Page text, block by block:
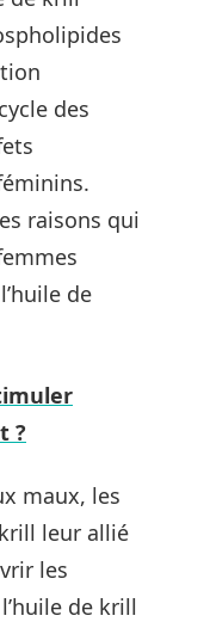
des
raisons qui
de
?
maux, les
leur allié
les
de krill